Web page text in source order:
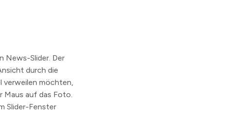
News-Slider. Der
durch die
verweilen möchten,
Maus auf das Foto.
Slider-Fenster